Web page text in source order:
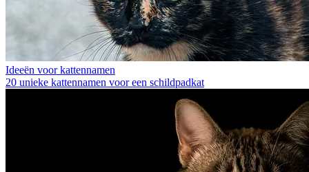
Ideeën voor kattennamen
20 unieke kattennamen voor een schildpadkat